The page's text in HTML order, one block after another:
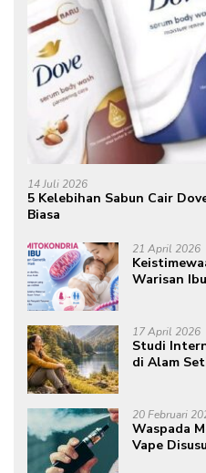
14 Juli 2026
5 Kelebihan Sabun Cair
Biasa
21 April 2026
Warisan
17 April 2026
Studi
di Alam
20 Februari
Waspada
Vape